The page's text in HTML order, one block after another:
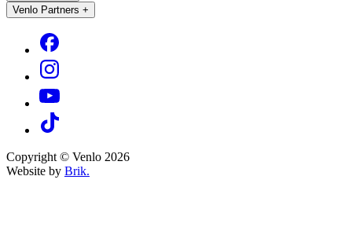
Venlo Partners +
Copyright © Venlo 2026
Website by Brik.